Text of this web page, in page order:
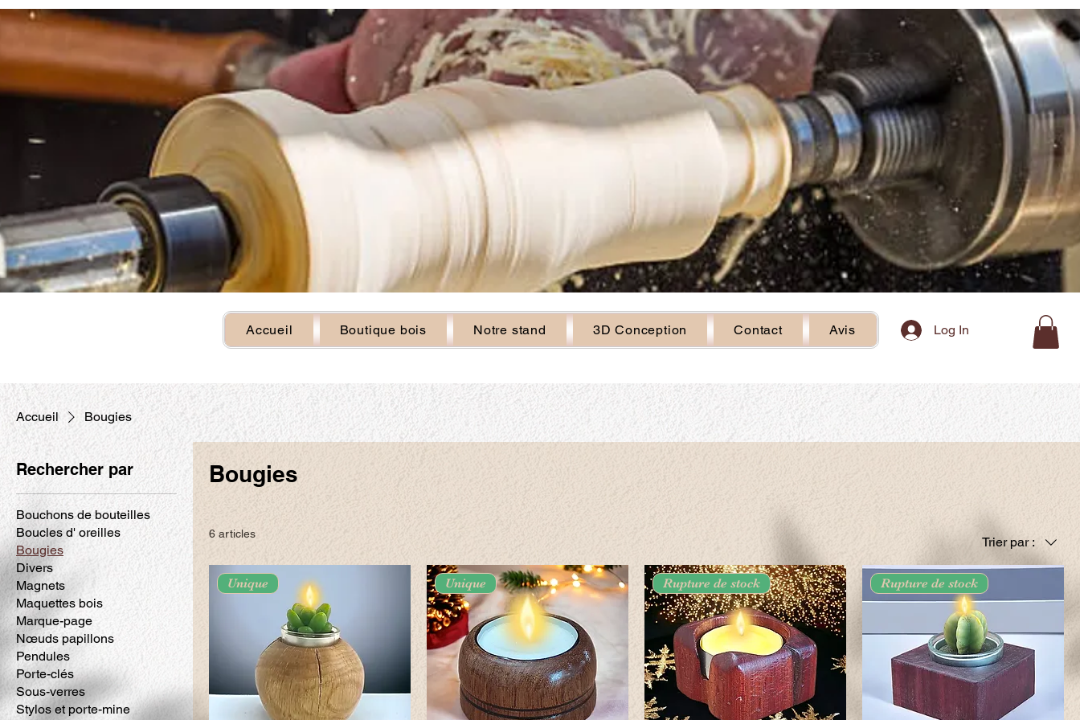
Accueil Boutique bois Notre stand 3D Conception Contact Avis Log In
Accueil Bougies
Rechercher par
Bouchons de bouteilles
Boucles d' oreilles
Bougies
Divers
Magnets
Maquettes bois
Marque-page
Nœuds papillons
Pendules
Porte-clés
Sous-verres
Stylos et porte-mine
Bougies
6 articles
Trier par :
Unique Unique Rupture de stock Rupture de stock